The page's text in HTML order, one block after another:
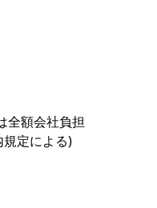
全額会社負担
定による)